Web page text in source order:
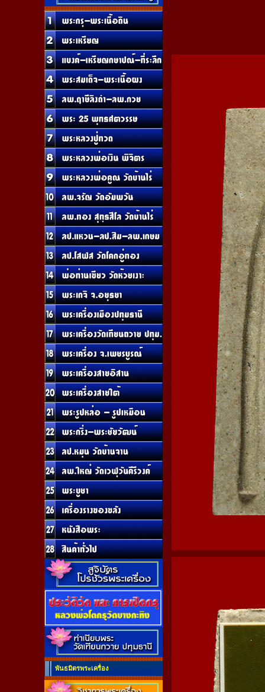
พันธมิตรพระเครื่อง